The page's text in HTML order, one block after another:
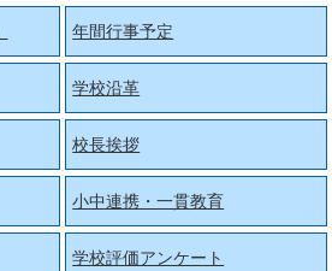
年間行事予定
学校沿革
校長挨拶
小中連携・一貫教育
学校評価アンケート